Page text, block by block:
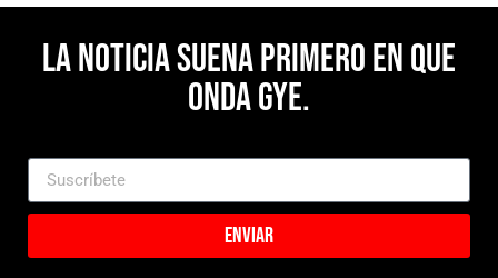
La noticia suena primero en Que
Onda Gye.
Enviar